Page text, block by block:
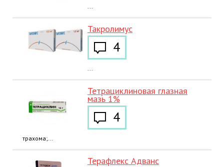
...
Такролимус
4
...
Тетрациклиновая глазная
мазь 1%
4
трахома;...
Терафлекс Адванс